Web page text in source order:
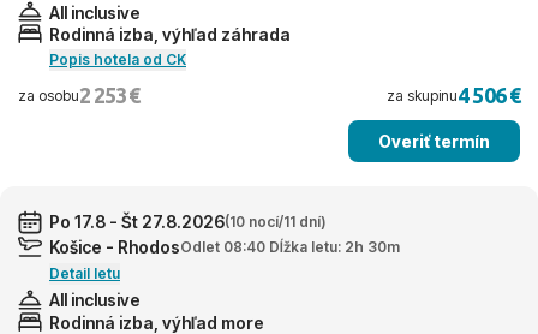
All inclusive
Rodinná izba, výhľad záhrada
Popis hotela od CK
za osobu2 253 € za skupinu4 506 €
Overiť termín
Po 17.8 - Št 27.8.2026(10 nocí/11 dní)
Košice - RhodosOdlet 08:40 Dĺžka letu: 2h 30m
Detail letu
All inclusive
Rodinná izba, výhľad more